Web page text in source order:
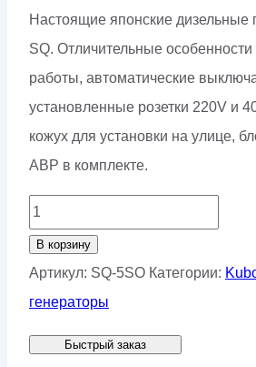
Настоящие японские дизельные
SQ. Отличительные особенности
работы, автоматические
установленные розетки 220V и
кожух для установки на улице,
АВР в комплекте.
Количество
товара
Дизельный
генератор
GMP
В корзину
Артикул: SQ-5SO Категории:
генераторы
Быстрый заказ